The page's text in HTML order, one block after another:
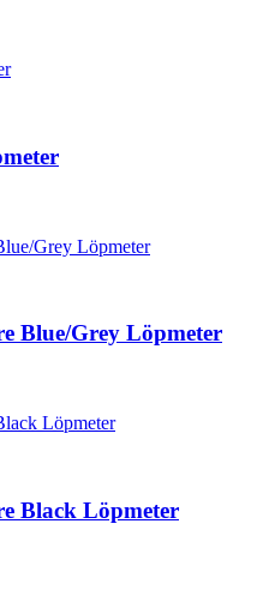
Blue/Grey Löpmeter
Black Löpmeter